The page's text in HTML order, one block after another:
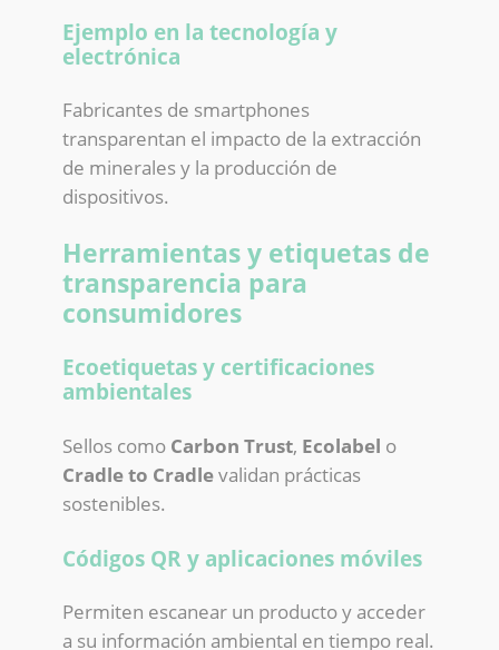
Ejemplo en la tecnología y
electrónica
Fabricantes de smartphones
transparentan el impacto de la extracción
de minerales y la producción de
dispositivos.
Herramientas y etiquetas de
transparencia para
consumidores
Ecoetiquetas y certificaciones
ambientales
Sellos como Carbon Trust, Ecolabel o
Cradle to Cradlevalidan prácticas
sostenibles.
Códigos QR y aplicaciones móviles
Permiten escanear un producto y acceder
a su información ambiental en tiempo real.